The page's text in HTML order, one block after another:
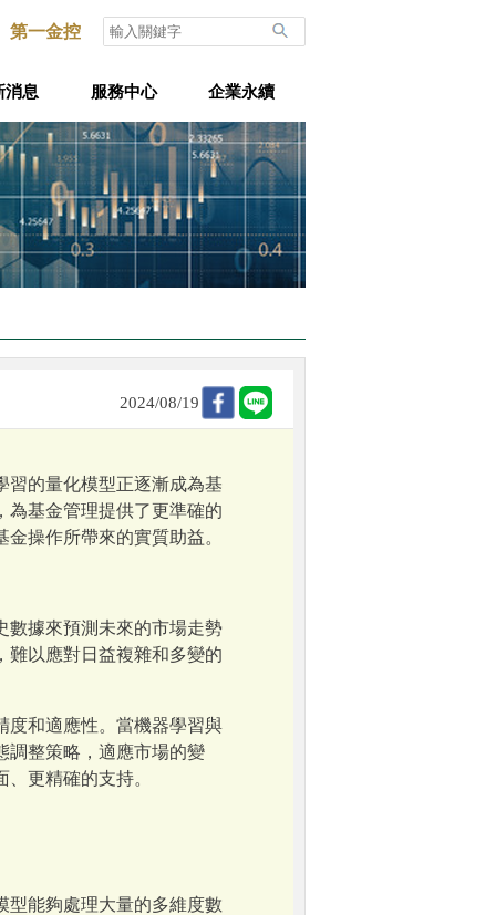
第一金控
消息 服務中心 企業永續
2024/08/19
習的量化模型正逐漸成為基
為基金管理提供了更準確的
操作所帶來的實質助益。
數據來預測未來的市場走勢
難以應對日益複雜和多變的
度和適應性。當機器學習與
調整策略，適應市場的變
更精確的支持。
型能夠處理大量的多維度數